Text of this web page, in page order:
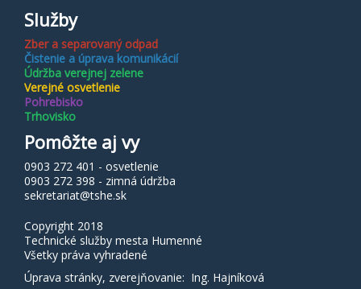
Služby
Zber a separovaný odpad
Čistenie a úprava komunikácií
Údržba verejnej zelene
Verejné osvetlenie
Pohrebisko
Trhovisko
Pomôžte aj vy
0903 272 401 - osvetlenie
0903 272 398 - zimná údržba
sekretariat@tshe.sk
Copyright 2018
Technické služby mesta Humenné
Všetky práva vyhradené
Úprava stránky, zverejňovanie: Ing. Hajníková